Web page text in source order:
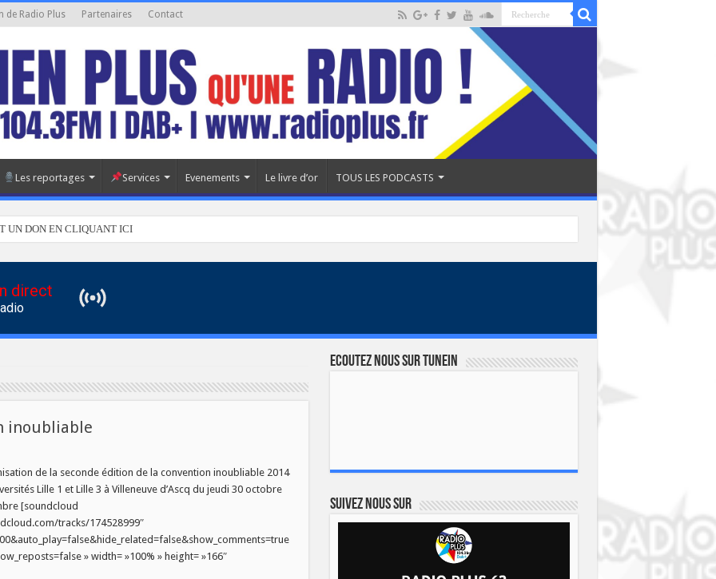
de Radio Plus Partenaires Contact
Les reportages Services Evenements Le livre d’or TOUS LES PODCASTS
UN DON EN CLIQUANT ICI
direct
inoubliable
de la seconde édition de la convention inoubliable 2014
Lille 1 et Lille 3 à Villeneuve d’Ascq du jeudi 30 octobre
[soundcloud
tracks/174528999″
» width= »100% » height= »166″
Ecoutez nous sur TuneIn
Suivez nous sur